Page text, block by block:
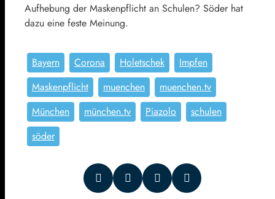
Aufhebung der Maskenpflicht an Schulen? Söder hat
dazu eine feste Meinung.
Bayern Corona Holetschek
Impfen
Maskenpflicht
muenchen
muenchen.tv
München
münchen.tv Piazolo
schulen
söder